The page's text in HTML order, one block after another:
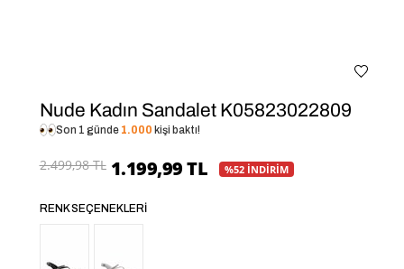
Nude Kadın Sandalet K05823022809
Son 1 günde 1.000 kişi baktı!
2.499,98 TL 1.199,99 TL %52 İNDİRİM
RENK SEÇENEKLERI